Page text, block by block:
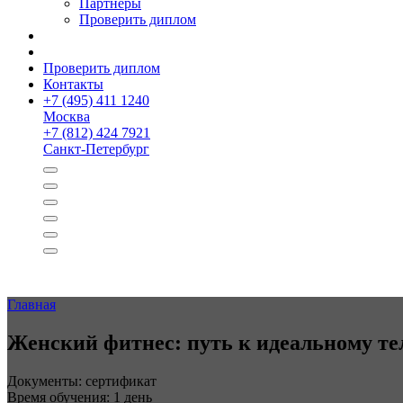
Партнёры
Проверить диплом
Проверить диплом
Контакты
+7 (495) 411 1240
Москва
+7 (812) 424 7921
Санкт-Петербург
Главная
Женский фитнес: путь к идеальному
Документы: сертификат
Время обучения: 1 день